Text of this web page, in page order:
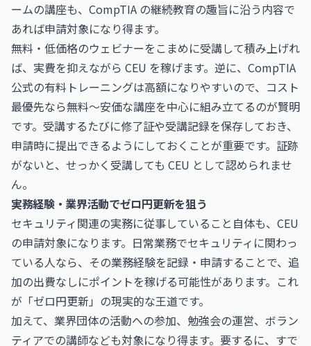
ームの講座も、CompTIA の継続教育の趣旨に沿う内容で
あれば申請対象になり得ます。
無料・低価格のウェビナーをこまめに受講して積み上げれ
ば、実費を抑えながら CEU を稼げます。逆に、CompTIA
公式の有料トレーニングは高額になりやすいので、コスト
最優先なら無料〜安価な講座を中心に組み立てるのが賢明
です。受講するたびに修了証や受講記録を保存しておき、
申請時に提出できるようにしておくことが重要です。証跡
がないと、せっかく受講しても CEU として認められませ
ん。
実務経験・業界活動でゼロ円更新を狙う
セキュリティ関連の実務に従事していること自体も、CEU
の申請対象になります。日常業務でセキュリティに関わっ
ている人なら、その業務経験を記録・申請することで、追
加の出費なしにポイントを稼げる可能性があります。これ
が「ゼロ円更新」の現実的な王道です。
加えて、業界団体の活動への参加、勉強会の運営、ボラン
ティアでの講師なども対象になり得ます。要するに、すで